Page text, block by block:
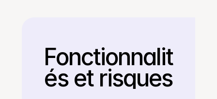
Retour
Fonctionnalit
és et risques